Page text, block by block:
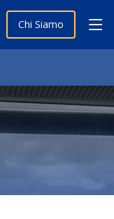
Chi Siamo